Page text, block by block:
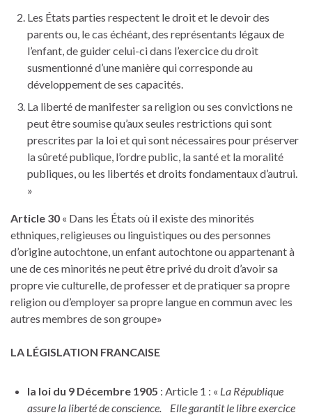
Les États parties respectent le droit et le devoir des
parents ou, le cas échéant, des représentants légaux de
l’enfant, de guider celui-ci dans l’exercice du droit
susmentionné d’une manière qui corresponde au
développement de ses capacités.
La liberté de manifester sa religion ou ses convictions ne
peut être soumise qu’aux seules restrictions qui sont
prescrites par la loi et qui sont nécessaires pour préserver
la sûreté publique, l’ordre public, la santé et la moralité
publiques, ou les libertés et droits fondamentaux d’autrui.
»
Article 30 « Dans les États où il existe des minorités
ethniques, religieuses ou linguistiques ou des personnes
d’origine autochtone, un enfant autochtone ou appartenant à
une de ces minorités ne peut être privé du droit d’avoir sa
propre vie culturelle, de professer et de pratiquer sa propre
religion ou d’employer sa propre langue en commun avec les
autres membres de son groupe»
LA LÉGISLATION FRANCAISE
la loi du 9 Décembre 1905 : Article 1 : « La République
assure la liberté de conscience. Elle garantit le libre exercice